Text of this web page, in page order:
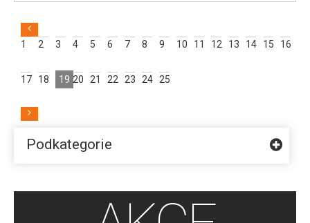
1 2 3 4 5 6 7 8 9 10 11 12 13 14 15 16
17 18 19 20 21 22 23 24 25
Podkategorie